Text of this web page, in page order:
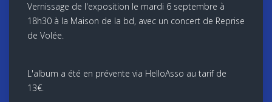
Vernissage de l'exposition le mardi 6 septembre à
18h30 à la Maison de la bd, avec un concert de Reprise
de Volée.
L'album a été en prévente via HelloAsso au tarif de
13€.